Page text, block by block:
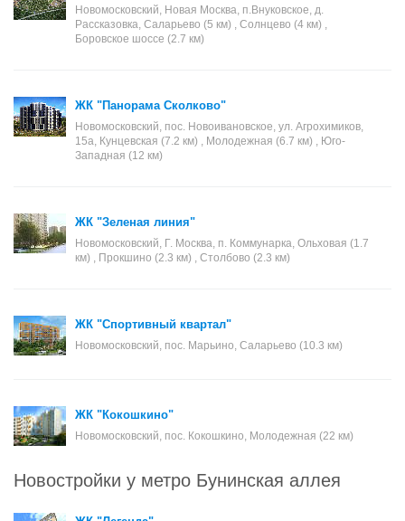
Новомосковский, Новая Москва, п.Внуковское, д.
Рассказовка, Саларьево (5 км) , Солнцево (4 км) ,
Боровское шоссе (2.7 км)
ЖК "Панорама Сколково"
Новомосковский, пос. Новоивановское, ул. Агрохимиков,
15а, Кунцевская (7.2 км) , Молодежная (6.7 км) , Юго-
Западная (12 км)
ЖК "Зеленая линия"
Новомосковский, Г. Москва, п. Коммунарка, Ольховая (1.7
км) , Прокшино (2.3 км) , Столбово (2.3 км)
ЖК "Спортивный квартал"
Новомосковский, пос. Марьино, Саларьево (10.3 км)
ЖК "Кокошкино"
Новомосковский, пос. Кокошкино, Молодежная (22 км)
Новостройки у метро Бунинская аллея